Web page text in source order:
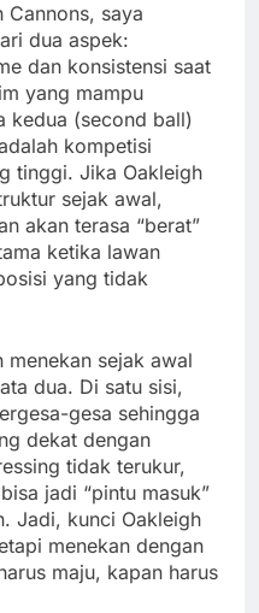
Cannons, saya
dua aspek:
dan konsistensi saat
yang mampu
kedua (second ball)
kompetisi
tinggi. Jika Oakleigh
sejak awal,
akan terasa “berat”
ketika lawan
yang tidak
sejak awal
dua. Di satu sisi,
gesa sehingga
dekat dengan
tidak terukur,
jadi “pintu masuk”
Jadi, kunci Oakleigh
menekan dengan
maju, kapan harus